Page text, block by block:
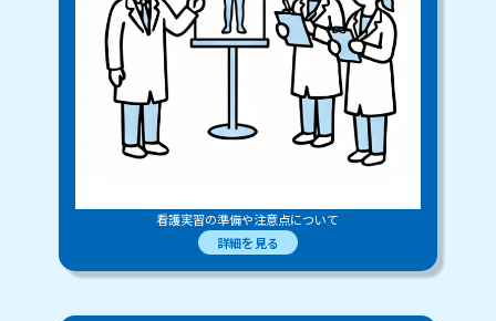
看護実習の準備や注意点について
詳細を見る